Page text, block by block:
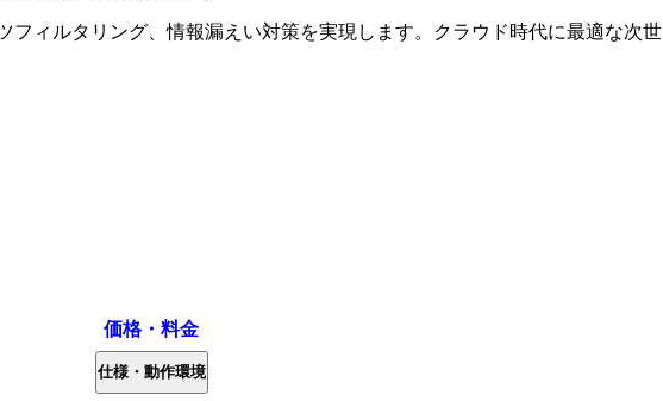
フィルタリング、情報漏えい対策を実現します。クラウド時代に最適な次世
価格・料金
仕様・動作環境